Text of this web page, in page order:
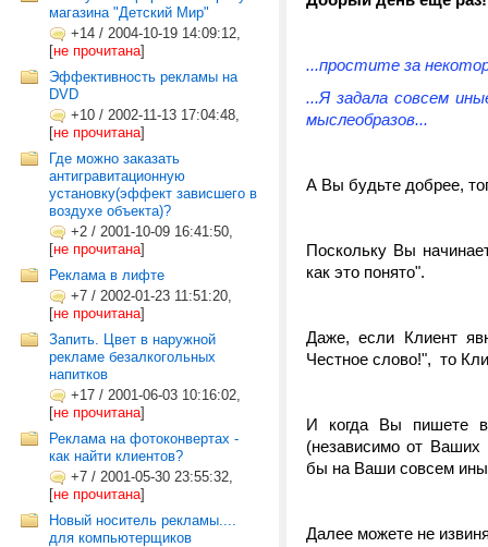
магазина "Детский Мир"
+14 / 2004-10-19 14:09:12,
[не прочитана]
Эффективность рекламы на
DVD
+10 / 2002-11-13 17:04:48,
[не прочитана]
Где можно заказать
антигравитационную
установку(эффект зависшего в
воздухе объекта)?
+2 / 2001-10-09 16:41:50,
[не прочитана]
Реклама в лифте
+7 / 2002-01-23 11:51:20,
[не прочитана]
Запить. Цвет в наружной
рекламе безалкогольных
напитков
+17 / 2001-06-03 10:16:02,
[не прочитана]
Реклама на фотоконвертах -
как найти клиентов?
+7 / 2001-05-30 23:55:32,
[не прочитана]
Новый носитель рекламы....
для компьютерщиков
...простите за
...Я задала совсем
мыслеобразов...
А Вы будьте добрее,
Поскольку Вы
как это понято".
Даже, если Клиент
Честное слово!", то
И когда Вы пишете
(независимо от Ваших
бы на Ваши совсем
Далее можете не